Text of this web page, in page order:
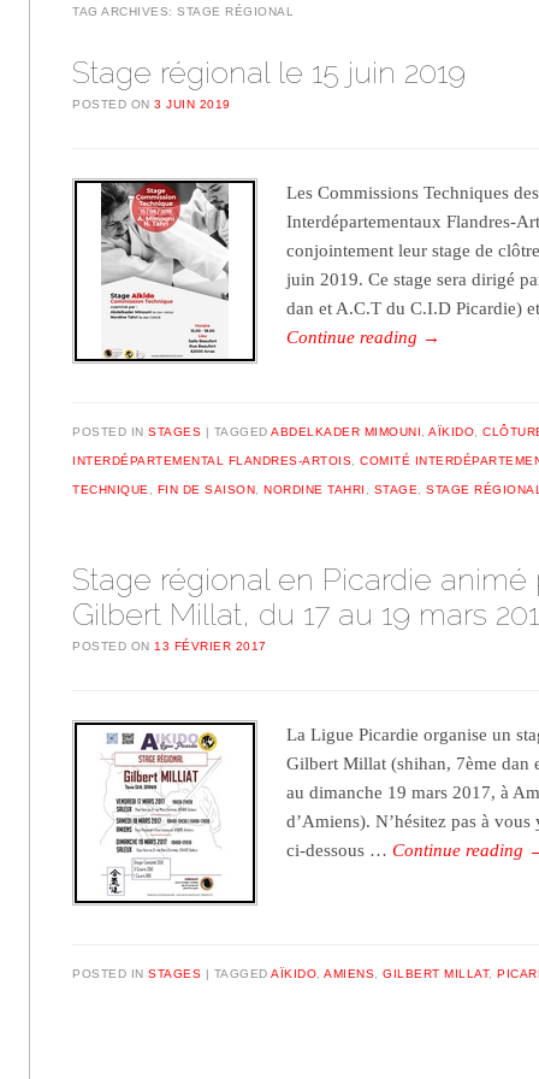
TAG ARCHIVES:STAGE RÉGIONAL
Stage régional le 15 juin 2019
POSTED ON3 JUIN 2019
Les Commissions Techniques
Interdépartementaux Flandres-
conjointement leur stage de
juin 2019. Ce stage sera dirigé
dan et A.C.T du C.I.D Picardie)
Continue reading →
POSTED INSTAGES TAGGEDABDELKADER MIMOUNI ,AÏKIDO ,
INTERDÉPARTEMENTAL FLANDRES-ARTOIS ,COMITÉ
TECHNIQUE FIN DE SAISON ,NORDINE TAHRI STAGE ,STAGE
Stage régional en Picardie animé
Gilbert Millat, du 17 au 19 mars
POSTED ON 13 FÉVRIER 2017
La Ligue Picardie organise un
Gilbert Millat (shihan, 7ème dan
au dimanche 19 mars 2017, à
d’Amiens). N’hésitez pas à
ci-dessous …Continue reading
POSTED INSTAGES TAGGEDAÏKIDO ,AMIENS ,GILBERT MILLAT,